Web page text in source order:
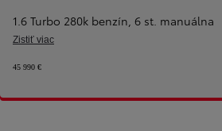
1.6 Turbo 280k benzín, 6 st. manuálna
Zistiť viac
45 990 €